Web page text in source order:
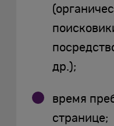
др.);
время
странице;